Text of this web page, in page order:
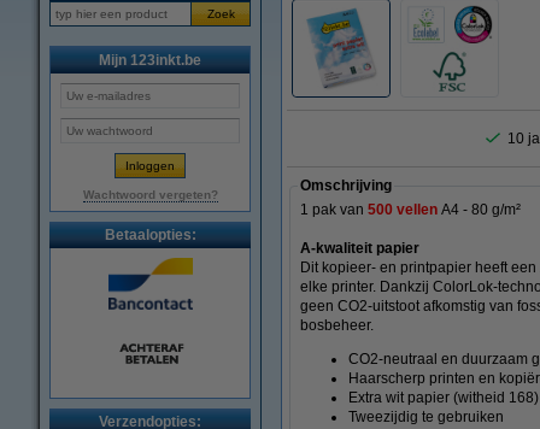
Zoek
Mijn 123inkt.be
Wachtwoord vergeten?
Betaalopties:
Verzendopties:
10
Omschrijving
1 pak van 500 vellen A4 - 80 g/m²
A-kwaliteit papier
Dit kopieer- en printpapier heeft
elke printer. Dankzij ColorLok-
geen CO2-uitstoot afkomstig van
bosbeheer.
CO2-neutraal en duurzaam
Haarscherp printen en
Extra wit papier (witheid 168)
Tweezijdig te gebruiken